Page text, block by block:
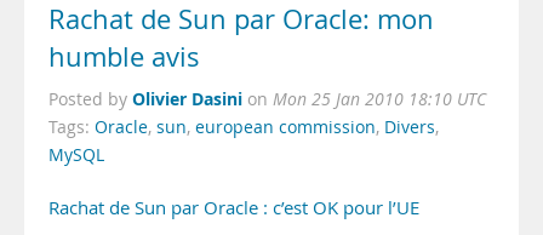
Rachat de Sun par Oracle: mon
humble avis
Posted by Olivier Dasini on Mon 25 Jan 2010 18:10 UTC
Tags: Oracle, sun, european commission, Divers,
MySQL
Rachat de Sun par Oracle : c’est OK pour l’UE